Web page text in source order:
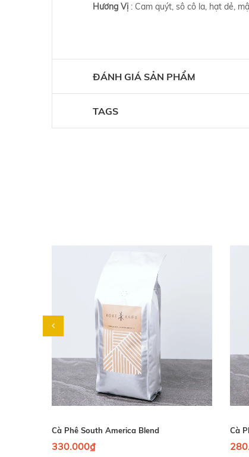
Hương Vị : Cam quýt, sô cô la, hạt dẻ,
ĐÁNH GIÁ SẢN PHẨM
TAGS
Cà Phê South America Blend
330.000₫
Cà